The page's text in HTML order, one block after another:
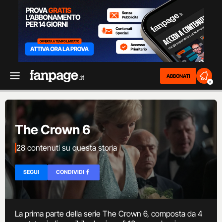
ABBONATI
2
The Crown 6
28 contenuti su questa storia
SEGUI CONDIVIDI
La prima parte della serie The Crown 6, composta da 4